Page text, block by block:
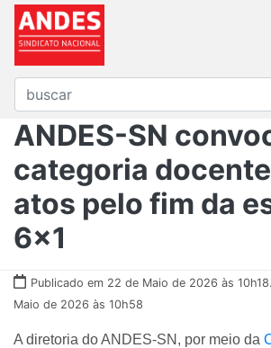
ANDES-SN
categoria
atos pelo fim da
6x1
Publicado em 22 de Maio de 2026 às 10h18.
Maio de 2026 às 10h58
A diretoria do ANDES-SN, por meio da